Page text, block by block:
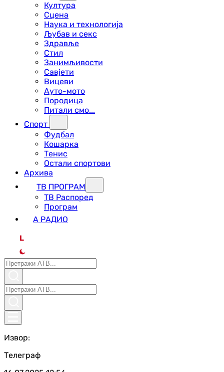
Култура
Сцена
Наука и технологија
Љубав и секс
Здравље
Стил
Занимљивости
Савјети
Вицеви
Ауто-мото
Породица
Питали смо...
Спорт
Фудбал
Кошарка
Тенис
Остали спортови
Архива
ТВ ПРОГРАМ
ТВ Распоред
Програм
А РАДИО
L
Извор:
Телеграф